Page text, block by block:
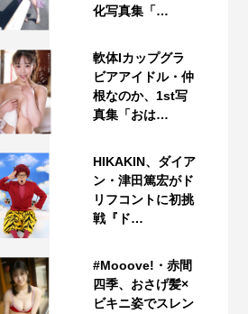
化写真集「…
軟体Iカップグラ
ビアアイドル・仲
根なのか、1st写
真集「おは…
HIKAKIN、ダイア
ン・津田篤宏がド
リフコントに初挑
戦『ド…
#Mooove!・赤間
四季、おさげ髪×
ビキニ姿でスレン